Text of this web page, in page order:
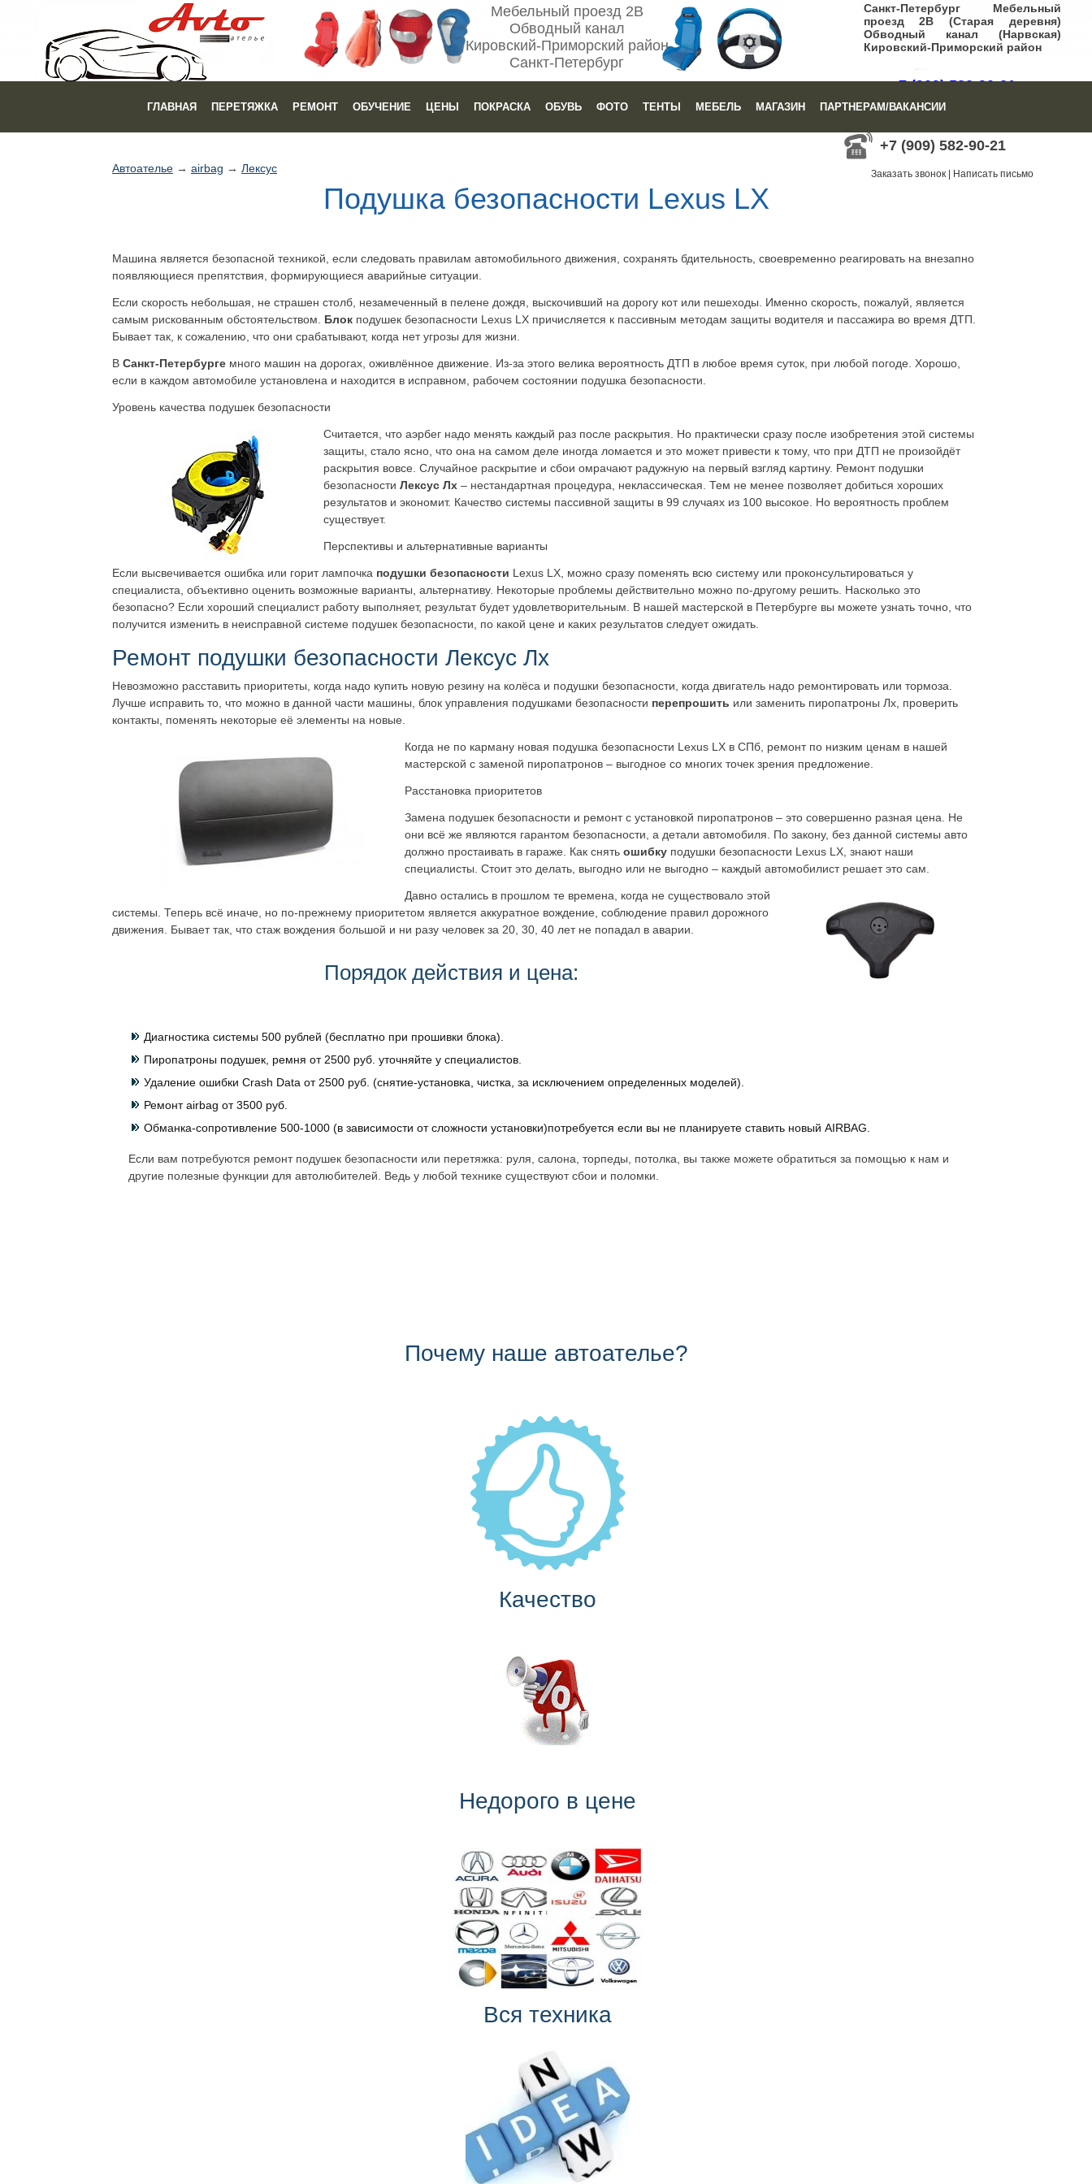
Мебельный проезд 2В
Обводный канал
Кировский-Приморский район
Санкт-Петербург
Санкт-Петербург Мебельный
проезд 2В (Старая деревня)
Обводный канал (Нарвская)
Кировский-Приморский район
+7 (909) 582-90-21
Заказать звонок|Написать письмо
+7 (909) 582-90-21
Заказать звонок Написать письмо
ГЛАВНАЯ ПЕРЕТЯЖКА РЕМОНТ ОБУЧЕНИЕ ЦЕНЫ ПОКРАСКА ОБУВЬ ФОТО ТЕНТЫ МЕБЕЛЬ МАГАЗИН ПАРТНЕРАМ/ВАКАНСИИ
Автоателье → airbag → Лексус
Подушка безопасности Lexus LX
Машина является безопасной техникой, если следовать правилам автомобильного движения, сохранять бдительность, своевременно реагировать на внезапно
появляющиеся препятствия, формирующиеся аварийные ситуации.
Если скорость небольшая, не страшен столб, незамеченный в пелене дождя, выскочивший на дорогу кот или пешеходы. Именно скорость, пожалуй, является
самым рискованным обстоятельством. Блок подушек безопасности Lexus LX причисляется к пассивным методам защиты водителя и пассажира во время ДТП.
Бывает так, к сожалению, что они срабатывают, когда нет угрозы для жизни.
В Санкт-Петербурге много машин на дорогах, оживлённое движение. Из-за этого велика вероятность ДТП в любое время суток, при любой погоде. Хорошо,
если в каждом автомобиле установлена и находится в исправном, рабочем состоянии подушка безопасности.
Уровень качества подушек безопасности
Считается, что аэрбег надо менять каждый раз после раскрытия. Но практически сразу после изобретения этой системы
защиты, стало ясно, что она на самом деле иногда ломается и это может привести к тому, что при ДТП не произойдёт
раскрытия вовсе. Случайное раскрытие и сбои омрачают радужную на первый взгляд картину. Ремонт подушки
безопасности Лексус Лх – нестандартная процедура, неклассическая. Тем не менее позволяет добиться хороших
результатов и экономит. Качество системы пассивной защиты в 99 случаях из 100 высокое. Но вероятность проблем
существует.
Перспективы и альтернативные варианты
Если высвечивается ошибка или горит лампочка подушки безопасности Lexus LX, можно сразу поменять всю систему или проконсультироваться у
специалиста, объективно оценить возможные варианты, альтернативу. Некоторые проблемы действительно можно по-другому решить. Насколько это
безопасно? Если хороший специалист работу выполняет, результат будет удовлетворительным. В нашей мастерской в Петербурге вы можете узнать точно, что
получится изменить в неисправной системе подушек безопасности, по какой цене и каких результатов следует ожидать.
Ремонт подушки безопасности Лексус Лх
Невозможно расставить приоритеты, когда надо купить новую резину на колёса и подушки безопасности, когда двигатель надо ремонтировать или тормоза.
Лучше исправить то, что можно в данной части машины, блок управления подушками безопасности перепрошить или заменить пиропатроны Лх, проверить
контакты, поменять некоторые её элементы на новые.
Когда не по карману новая подушка безопасности Lexus LX в СПб, ремонт по низким ценам в нашей
мастерской с заменой пиропатронов – выгодное со многих точек зрения предложение.
Расстановка приоритетов
Замена подушек безопасности и ремонт с установкой пиропатронов – это совершенно разная цена. Не
они всё же являются гарантом безопасности, а детали автомобиля. По закону, без данной системы авто
должно простаивать в гараже. Как снять ошибку подушки безопасности Lexus LX, знают наши
специалисты. Стоит это делать, выгодно или не выгодно – каждый автомобилист решает это сам.
Давно остались в прошлом те времена, когда не существовало этой
системы. Теперь всё иначе, но по-прежнему приоритетом является аккуратное вождение, соблюдение правил дорожного
движения. Бывает так, что стаж вождения большой и ни разу человек за 20, 30, 40 лет не попадал в аварии.
Порядок действия и цена:
Диагностика системы 500 рублей (бесплатно при прошивки блока).
Пиропатроны подушек, ремня от 2500 руб. уточняйте у специалистов.
Удаление ошибки Crash Data от 2500 руб. (снятие-установка, чистка, за исключением определенных моделей).
Ремонт airbag от 3500 руб.
Обманка-сопротивление 500-1000 (в зависимости от сложности установки)потребуется если вы не планируете ставить новый AIRBAG.
Если вам потребуются ремонт подушек безопасности или перетяжка: руля, салона, торпеды, потолка, вы также можете обратиться за помощью к нам и
другие полезные функции для автолюбителей. Ведь у любой технике существуют сбои и поломки.
Почему наше автоателье?
Качество
Недорого в цене
Вся техника